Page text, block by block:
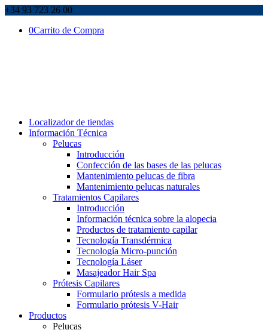
+34 93 723 26 00
0Carrito de Compra
Localizador de tiendas
Información Técnica
Pelucas
Introducción
Confección de las bases de las pelucas
Mantenimiento pelucas de fibra
Mantenimiento pelucas naturales
Tratamientos Capilares
Introducción
Información técnica sobre la alopecia
Productos de tratamiento capilar
Tecnología Transdérmica
Tecnología Micro-punción
Tecnología Láser
Masajeador Hair Spa
Prótesis Capilares
Formulario prótesis a medida
Formulario prótesis V-Hair
Productos
Pelucas